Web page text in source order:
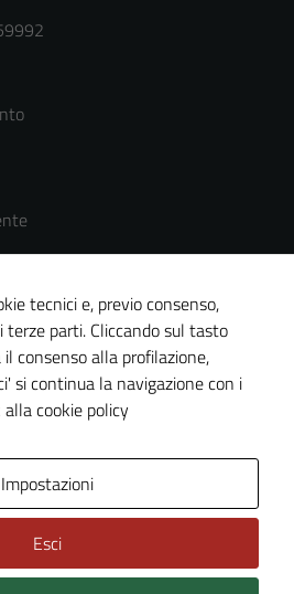
sito
tecnici e, previo consenso,
terze parti. Cliccando sul tasto
consenso alla profilazione,
si continua la navigazione con i
alla cookie policy
Impostazioni
Esci